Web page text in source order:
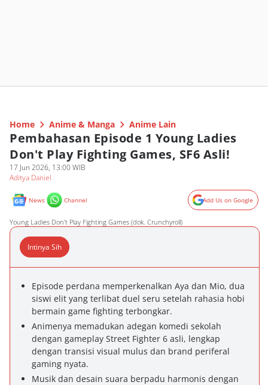
Home Anime & Manga Anime Lain
Pembahasan Episode 1 Young Ladies
Don't Play Fighting Games, SF6 Asli!
17 Jun 2026, 13:00 WIB
Aditya Daniel
News Channel Add Us on Google
Young Ladies Don't Play Fighting Games (dok. Crunchyroll)
Intinya Sih
Episode perdana memperkenalkan Aya dan Mio, dua
siswi elit yang terlibat duel seru setelah rahasia hobi
bermain game fighting terbongkar.
Animenya memadukan adegan komedi sekolah
dengan gameplay Street Fighter 6 asli, lengkap
dengan transisi visual mulus dan brand periferal
gaming nyata.
Musik dan desain suara berpadu harmonis dengan